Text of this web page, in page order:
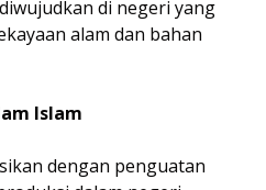
di negeri yang
alam dan bahan
Islam
dengan penguatan